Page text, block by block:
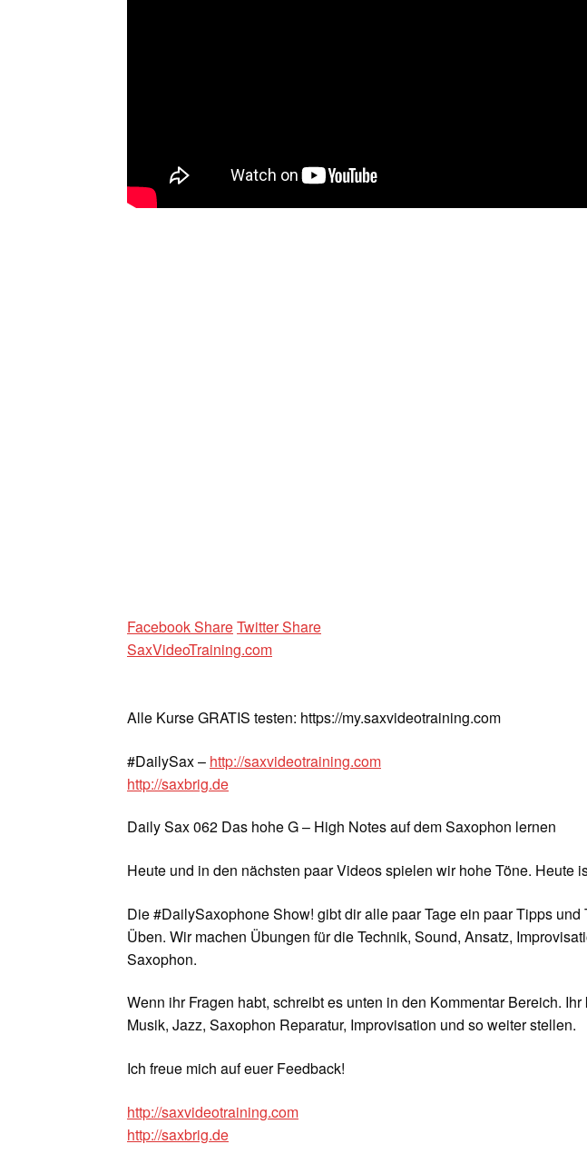
Facebook ShareTwitter Share
SaxVideoTraining.com
Alle Kurse GRATIS testen: https://my.saxvideotraining.com
#DailySax – http://saxvideotraining.com
http://saxbrig.de
Daily Sax 062 Das hohe G – High Notes auf dem Saxophon lernen
Heute und in den nächsten paar Videos spielen wir hohe Töne. Heute
Die #DailySaxophone Show! gibt dir alle paar Tage ein paar Tipps
Üben. Wir machen Übungen für die Technik, Sound, Ansatz,
Saxophon.
Wenn ihr Fragen habt, schreibt es unten in den Kommentar Bereich.
Musik, Jazz, Saxophon Reparatur, Improvisation und so weiter stellen.
Ich freue mich auf euer Feedback!
http://saxvideotraining.com
http://saxbrig.de